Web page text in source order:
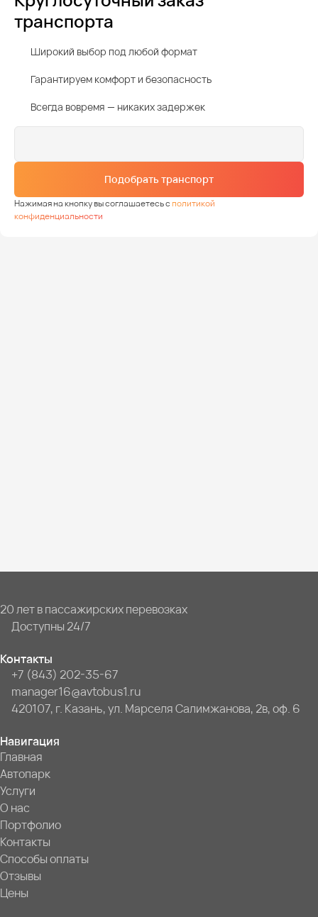
транспорта
Широкий выбор под любой формат
Гарантируем комфорт и безопасность
Всегда вовремя — никаких задержек
Подобрать транспорт
Нажимая на кнопку вы соглашаетесь сполитикой
конфиденциальности
20 лет в пассажирских перевозках
Доступны 24/7
Контакты
+7 (843) 202-35-67
manager16@avtobus1.ru
420107, г. Казань, ул. Марселя Салимжанова, 2в, оф. 6
Навигация
Главная
Автопарк
Услуги
О нас
Портфолио
Контакты
Способы оплаты
Отзывы
Цены